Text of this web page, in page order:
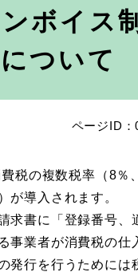
ボイス
ついて
ページID：
税の複数税率（8％
が導入されます。
書に「登録番号、
事業者が消費税の
発行を行うために